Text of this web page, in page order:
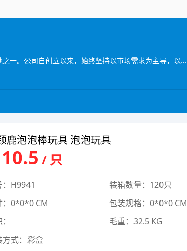
[主营]：卡乐八八玩具厂位于广东省汕头市澄海区——中国塑料玩具生产基地之一。公司自创立以来，始终坚持以市场需求为主导，以产品质量为企业生命，研发创新以科技含量较高的产品为目标，以设计独特，功能齐全的产品特色，参与市场竞争。同时，公司还拥有一批熟悉玩具产品贸易业务、精通外贸英语的高素质业务人员，配备有电脑网络等现代化办公设施，为贸易全过程提供了优质高效的服务，受到了各地贸易伙伴的高度评价。公司一贯奉行“质量第一，诚信立业”的经营理念，确保产品符合相关的质量标准和客户要求。深受广大客户的信赖和欢迎。公司业务正蒸蒸日上。 公司本着“勇于开拓，不断创新，诚信务实，客户至上，质量第一，追求卓著”的企业理念，严格控制产品质量，不断改进创新，确保产品符合相关质量标准和客户要求，凭借自身优势及准确的市场定位，使产品更具吸引力和趣味性，倍受客户好评。以诚为本、平等合作的经营宗旨，深受各商家，消费者的信任及赞誉。“创造、技术、品质”是本公司面向21世纪的口号。 展望未来，我们正以饱满的热情，昂扬的姿态，积极致力玩具新产品的开发，全面提高企业管理层次，把公司建设成为规模化的现代化科技企业。 卡乐八八玩具厂欢迎海内外客商到我网站浏览、查询、订购;欢迎到公司展厅直接选购!“让客户得到最满意的产品”， 竭诚希望与各海内外客户建立长期友好的合作。互惠互利，携手共创辉煌明天!
鹿泡泡棒玩具 泡泡玩具
10.5 / 只
：H9941 装箱数量：120只
：0*0*0 CM
包装规格：0*0*0 CM
毛重：32.5 KG
方式：彩盒